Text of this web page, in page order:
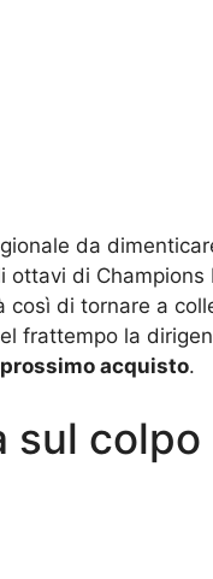
da
ottavi di Champions
così di tornare a
frattempo la
acquisto.
sul colpo